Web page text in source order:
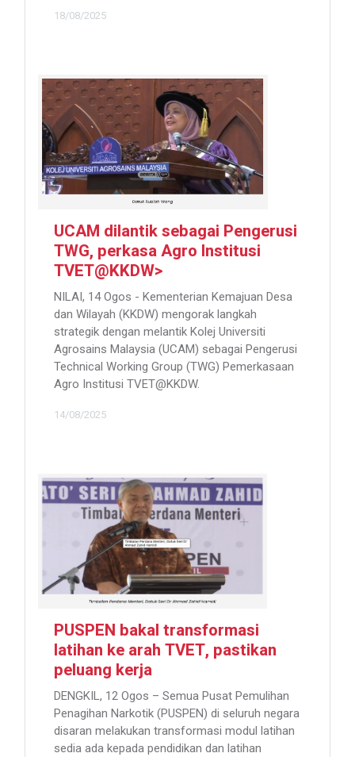
18/08/2025
UCAM dilantik sebagai Pengerusi
TWG, perkasa Agro Institusi
TVET@KKDW>
NILAI, 14 Ogos - Kementerian Kemajuan Desa
dan Wilayah (KKDW) mengorak langkah
strategik dengan melantik Kolej Universiti
Agrosains Malaysia (UCAM) sebagai Pengerusi
Technical Working Group (TWG) Pemerkasaan
Agro Institusi TVET@KKDW.
14/08/2025
PUSPEN bakal transformasi
latihan ke arah TVET, pastikan
peluang kerja
DENGKIL, 12 Ogos – Semua Pusat Pemulihan
Penagihan Narkotik (PUSPEN) di seluruh negara
disaran melakukan transformasi modul latihan
sedia ada kepada pendidikan dan latihan